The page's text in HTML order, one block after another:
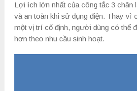
Lợi ích lớn nhất của công tắc 3 chân
và an toàn khi sử dụng điện. Thay vì
một vị trí cố định, người dùng có thể
hơn theo nhu cầu sinh hoạt.